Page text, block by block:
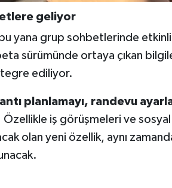
geliyor
yana grup sohbetlerinde
sürümünde ortaya çıkan
ediliyor.
planlamayı, randevu
iş görüşmeleri ve sosyal
olan yeni özellik, aynı